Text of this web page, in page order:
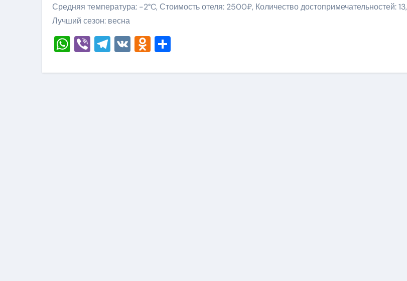
Средняя температура: -2°C, Стоимость отеля: 2500₽, Количество достопримечательностей: 13,
Лучший сезон: весна
WhatsApp
ViberTelegram
VKOdnoklassniki